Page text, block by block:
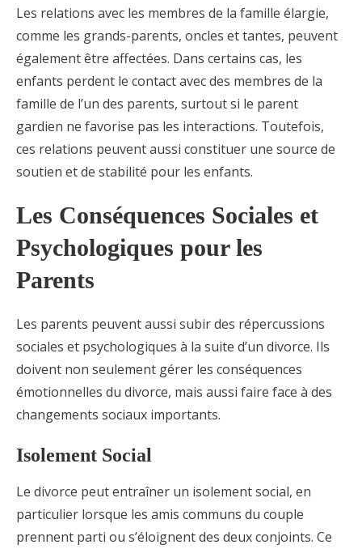
Les relations avec les membres de la famille élargie,
comme les grands-parents, oncles et tantes, peuvent
également être affectées. Dans certains cas, les
enfants perdent le contact avec des membres de la
famille de l’un des parents, surtout si le parent
gardien ne favorise pas les interactions. Toutefois,
ces relations peuvent aussi constituer une source de
soutien et de stabilité pour les enfants.
Les Conséquences Sociales et
Psychologiques pour les
Parents
Les parents peuvent aussi subir des répercussions
sociales et psychologiques à la suite d’un divorce. Ils
doivent non seulement gérer les conséquences
émotionnelles du divorce, mais aussi faire face à des
changements sociaux importants.
Isolement Social
Le divorce peut entraîner un isolement social, en
particulier lorsque les amis communs du couple
prennent parti ou s’éloignent des deux conjoints. Ce